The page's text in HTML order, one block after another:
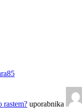
rastem? uporabnika